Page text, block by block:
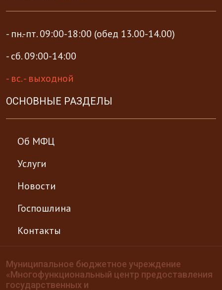
- пн.-пт. 09:00-18:00 (обед 13.00-14.00)
- сб. 09:00-14:00
- вс. - выходной
ОСНОВНЫЕ РАЗДЕЛЫ
Об МФЦ
Услуги
Новости
Госпошлина
Контакты
Муниципальное бюджетное учреждение
«Многофункциональный центр предоставления
государственных и